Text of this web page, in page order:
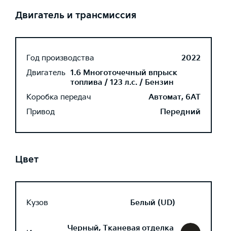
Двигатель и трансмиссия
Год производства
2022
Двигатель 1.6 Многоточечный впрыск
топлива / 123 л.с. / Бензин
Коробка передач
Автомат, 6AT
Привод
Передний
Цвет
Кузов Белый (UD)
Черный, Тканевая отделка